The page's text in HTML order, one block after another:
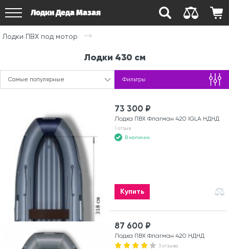
Лодки Деда Мазая
Лодки ПВХ под мотор
Лодки 430 см
Самые популярные Фильтры
73 300 ₽
Лодка ПВХ Флагман 420 IGLA НДНД
1 отзыв
В наличии
Купить
87 600 ₽
Лодка ПВХ Флагман 420 НДНД
3 отзыва